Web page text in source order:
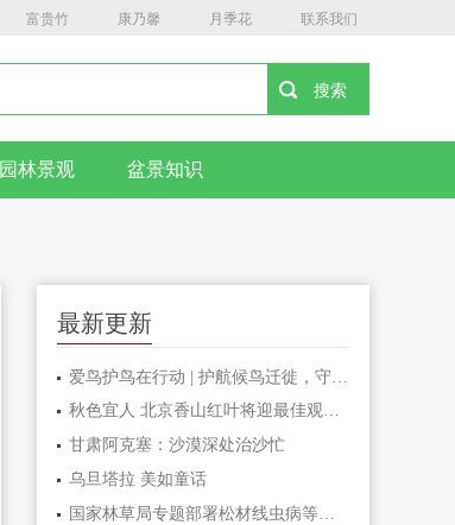
富贵竹 康乃馨 月季花 联系我们
园林景观 盆景知识
最新更新
秋色宜人 北京香山红叶将迎最佳观赏期
甘肃阿克塞：沙漠深处治沙忙
乌旦塔拉 美如童话
国家林草局专题部署松材线虫病等疫情防控工作